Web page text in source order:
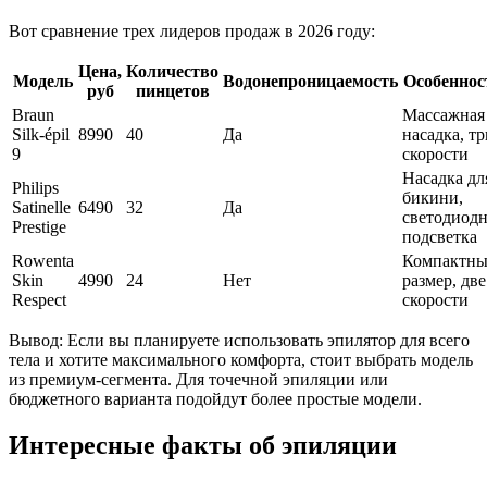
Вот сравнение трех лидеров продаж в 2026 году:
Модель
Цена,
руб
Количество
пинцетов
Водонепроницаемость
Braun
Silk-épil
9
8990 40 Да
Массажная
насадка,
скорости
Philips
Satinelle
Prestige
6490 32 Да
Насадка
бикини,
подсветка
Rowenta
Skin
Respect
4990 24 Нет
размер, две
скорости
Вывод: Если вы планируете использовать эпилятор для всего
тела и хотите максимального комфорта, стоит выбрать модель
из премиум-сегмента. Для точечной эпиляции или
бюджетного варианта подойдут более простые модели.
Интересные факты об эпиляции